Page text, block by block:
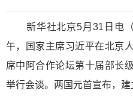
新华社北京5月31日电（
午，国家主席习近平在北京
席中阿合作论坛第十届部长
举行会谈。两国元首宣布，建